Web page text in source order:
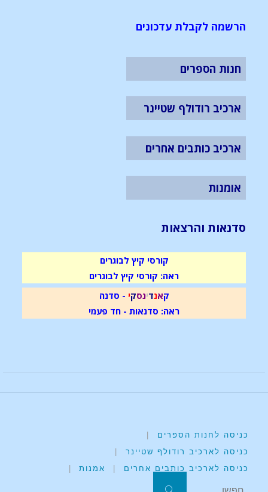
הרשמה לקבלת עדכונים
חנות הספרים
ארכיב רודולף שטיינר
ארכיב כותבים אחרים
אומנות
סדנאות והרצאות
קורסי קיץ לבוגרים
ראה: קורסי קיץ לבוגרים
קאנדינסקי - סדנה
ראה: סדנאות - חד פעמי
כניסה לחנות הספרים
|
כניסה לארכיב רודולף שטיינר
|
כניסה לארכיב כותבים אחרים
| אמנות |